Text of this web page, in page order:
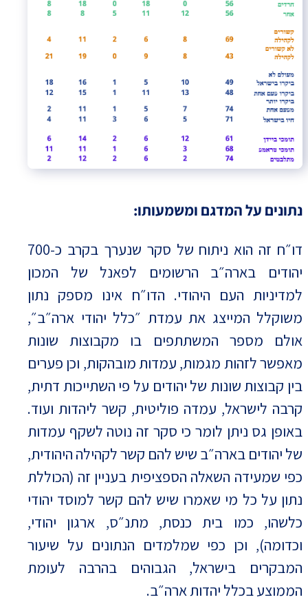
נתונים על המדגם ומשמעותו:
דו״ח זה הוא ניתוח של סקר שנערך בקרב כ-700
יהודים בארה״ב הרשומים לפאנל של המכון
למדיניות העם היהודי. הדו״ח אינו מספק נתון
משוקלל המייצג את עמדת ״כלל יהודי ארה״ב״,
אולם מספר המשתתפים בו מקבוצות שונות
מאפשר לזהות מגמות, עמדות מובהקות, וכן פערים
בין קבוצות שונות של יהודים על פי השתייכות דתית,
קרבה לישראל, עמדה פוליטית, קשר ליהדות ועוד.
באופן גס ניתן לומר כי סקר זה נוטה לשקף עמדות
של יהודים בארה״ב שיש להם קשר לקהילה היהודית,
כפי שמעידה השאלה הספציפית בעניין זה (הכוללת
נתון על כל מי שאמרו שיש להם קשר למוסד יהודי
כלשהו, כמו בית כנסת, מתנ״ס, ארגון יהודי,
וכדומה), וכן כפי שמלמדים הנתונים על שיעור
המבקרים בישראל, הגבוהים בהרבה לעומת
הממוצע בכלל יהדות ארה״ב.